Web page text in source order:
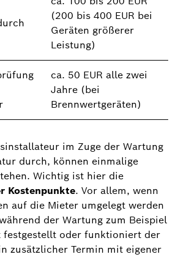
(200 bis 400 EUR bei
Geräten größerer
Leistung)
ca. 50 EUR alle zwei
Jahre (bei
Brennwertgeräten)
im Zuge der Wartung
durch, können einmalige
Wichtig ist hier die
Kostenpunkte. Vor allem, wenn
auf die Mieter umgelegt werden
der Wartung zum Beispiel
festgestellt oder funktioniert der
zusätzlicher Termin mit eigener